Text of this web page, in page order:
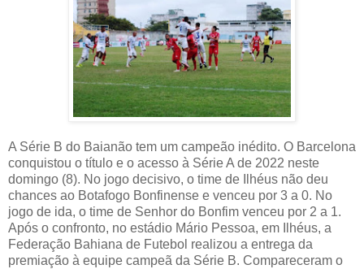
A Série B do Baianão tem um campeão inédito. O Barcelona
conquistou o título e o acesso à Série A de 2022 neste
domingo (8). No jogo decisivo, o time de Ilhéus não deu
chances ao Botafogo Bonfinense e venceu por 3 a 0. No
jogo de ida, o time de Senhor do Bonfim venceu por 2 a 1.
Após o confronto, no estádio Mário Pessoa, em Ilhéus, a
Federação Bahiana de Futebol realizou a entrega da
premiação à equipe campeã da Série B. Compareceram o